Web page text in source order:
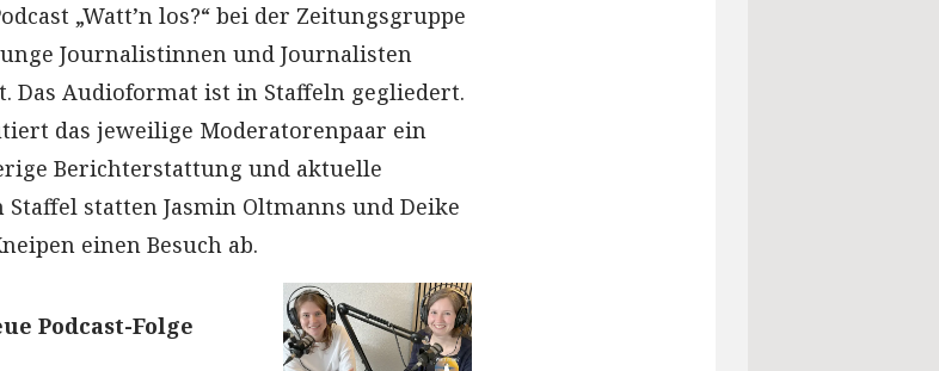
„Watt’n los?“ bei der Zeitungsgruppe
Journalistinnen und Journalisten
Das Audioformat ist in Staffeln gegliedert.
das jeweilige Moderatorenpaar ein
Berichterstattung und aktuelle
statten Jasmin Oltmanns und Deike
einen Besuch ab.
Podcast-Folge